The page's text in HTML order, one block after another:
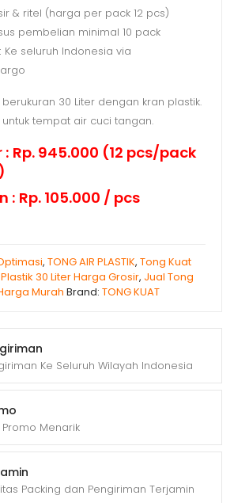
Ke Seluruh Wilayah Indonesia
Menarik
Packing dan Pengiriman Terjamin
& ritel (harga per pack 12 pcs)
pembelian minimal 10 pack
Ke seluruh Indonesia via
30 Liter dengan kran plastik.
tempat air cuci tangan.
Rp. 945.000 (12 pcs/pack
: Rp. 105.000 / pcs
, TONG AIR PLASTIK, Tong Kuat
30 Liter Harga Grosir, Jual Tong
Murah Brand: TONG KUAT